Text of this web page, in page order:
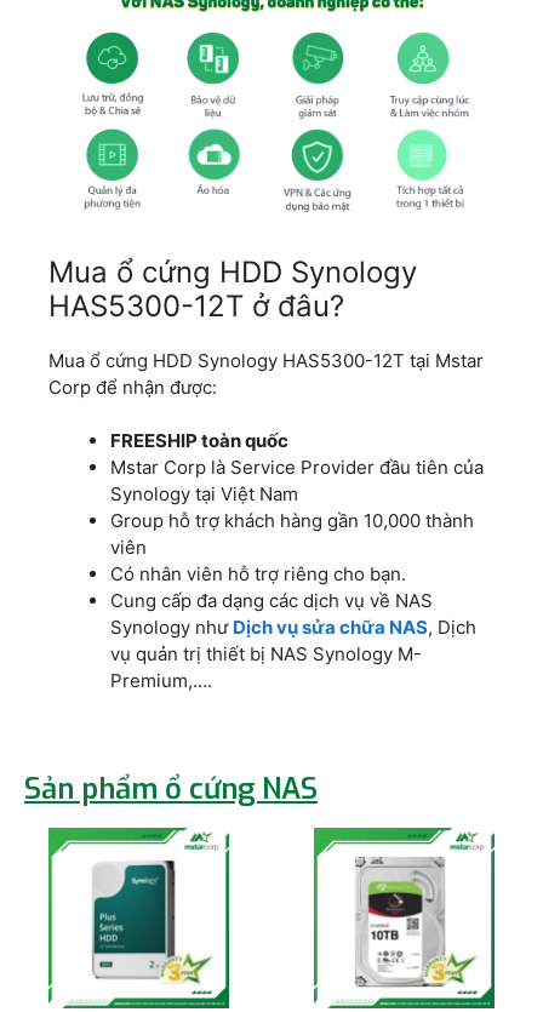
Mua ổ cứng HDD Synology
HAS5300-12T ở đâu?
Mua ổ cứng HDD Synology HAS5300-12T tại Mstar
Corp để nhận được:
FREESHIP toàn quốc
Mstar Corp là Service Provider đầu tiên của
Synology tại Việt Nam
Group hỗ trợ khách hàng gần 10,000 thành
viên
Có nhân viên hỗ trợ riêng cho bạn.
Cung cấp đa dạng các dịch vụ về NAS
Synology như Dịch vụ sửa chữa NAS, Dịch
vụ quản trị thiết bị NAS Synology M-
Premium,….
Sản phẩm ổ cứng NAS